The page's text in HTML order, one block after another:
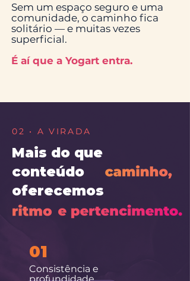
Sem um espaço seguro e uma
comunidade, o caminho fica
solitário — e muitas vezes
superficial.
É aí que a Yogart entra.
02 • A VIRADA
Mais do que
conteúdo
oferecemos
Consistência e
01